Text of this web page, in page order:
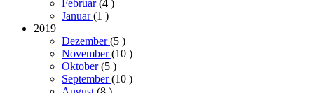
Februar(4 )
Januar(1 )
2019
Dezember(5 )
November(10 )
Oktober(5 )
September(10 )